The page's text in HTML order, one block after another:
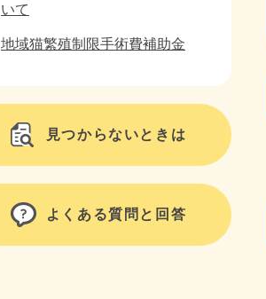
いて
地域猫繁殖制限手術費補助金
見つからないときは
よくある質問と回答